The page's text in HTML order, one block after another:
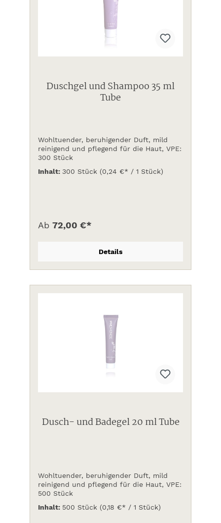
Duschgel und Shampoo 35 ml
Tube
Wohltuender, beruhigender Duft, mild
reinigend und pflegend für die Haut, VPE:
300 Stück
Inhalt: 300 Stück (0,24 €* / 1 Stück)
Ab 72,00 €*
Details
Dusch- und Badegel 20 ml Tube
Wohltuender, beruhigender Duft, mild
reinigend und pflegend für die Haut, VPE:
500 Stück
Inhalt: 500 Stück (0,18 €* / 1 Stück)